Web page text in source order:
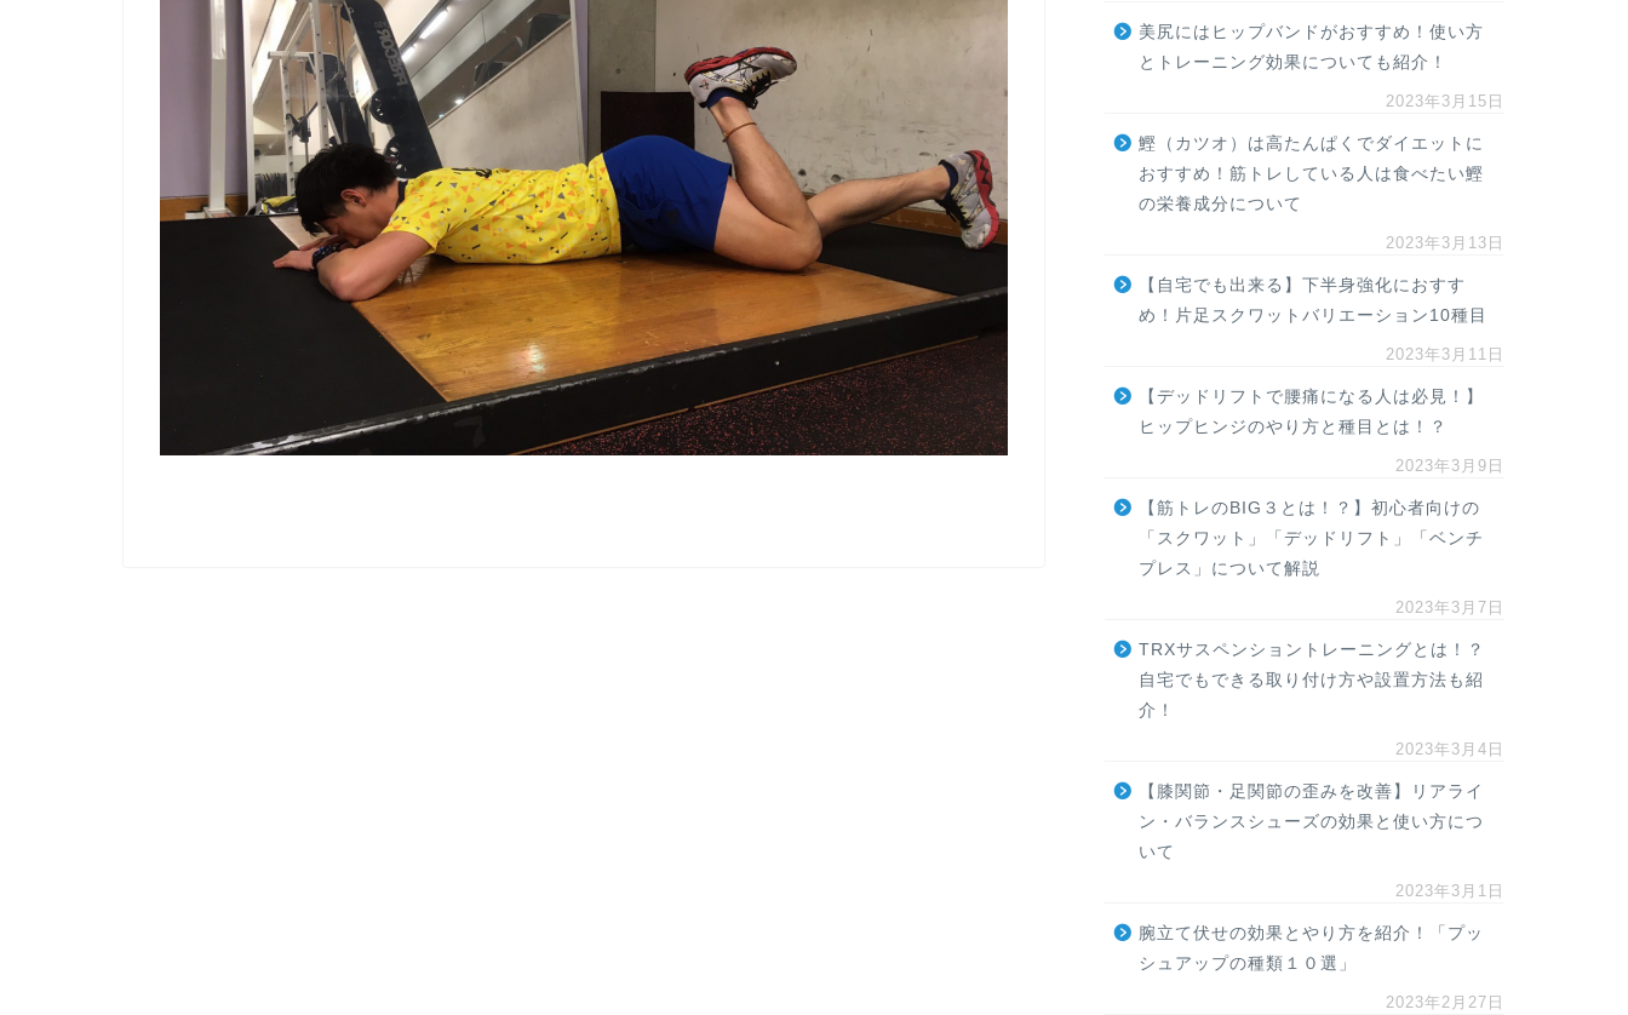
美尻にはヒップバンドがおすすめ！使い方
とトレーニング効果についても紹介！
2023年3月15日
鰹（カツオ）は高たんぱくでダイエットに
おすすめ！筋トレしている人は食べたい鰹
の栄養成分について
2023年3月13日
【自宅でも出来る】下半身強化におすす
め！片足スクワットバリエーション10種目
2023年3月11日
【デッドリフトで腰痛になる人は必見！】
ヒップヒンジのやり方と種目とは！？
2023年3月9日
【筋トレのBIG３とは！？】初心者向けの
「スクワット」「デッドリフト」「ベンチ
プレス」について解説
2023年3月7日
TRXサスペンショントレーニングとは！？
自宅でもできる取り付け方や設置方法も紹
介！
2023年3月4日
【膝関節・足関節の歪みを改善】リアライ
ン・バランスシューズの効果と使い方につ
いて
2023年3月1日
腕立て伏せの効果とやり方を紹介！「プッ
シュアップの種類１０選」
2023年2月27日